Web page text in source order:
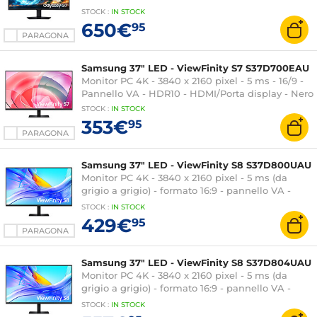
PARAGONA
DisplayHDR 600 - FreeSync Premium Pro -
DisplayPort/HDMI - Regolazione dell'altezza -
Nero
STOCK : IN STOCK
650€95
PARAGONA
Samsung 37" LED - ViewFinity S7 S37D700EAU
Monitor PC 4K - 3840 x 2160 pixel - 5 ms - 16/9 -
Pannello VA - HDR10 - HDMI/Porta display - Nero
STOCK : IN STOCK
353€95
PARAGONA
Samsung 37" LED - ViewFinity S8 S37D800UAU
Monitor PC 4K - 3840 x 2160 pixel - 5 ms (da
grigio a grigio) - formato 16:9 - pannello VA -
HDR10 - HDMI/DisplayPort/USB-C - Hub USB -
Ethernet - Pivot - Nero
STOCK : IN STOCK
429€95
Samsung 37" LED - ViewFinity S8 S37D804UAU
Monitor PC 4K - 3840 x 2160 pixel - 5 ms (da
grigio a grigio) - formato 16:9 - pannello VA -
HDR10 - HDMI/DisplayPort/USB-C - Hub USB -
KVM - Pivot - Nero
STOCK : IN STOCK